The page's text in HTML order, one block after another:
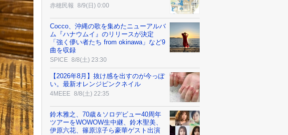
赤穂民報 8/9(日) 0:00
Cocco、沖縄の歌を集めたニューアルバ
ム『ハナウムイ』のリリースが決定
「強く儚い者たち from okinawa」など9
曲を収録
SPICE 8/8(土) 23:30
【2026年8月】抜け感を出すのが今っぽ
い。最新オレンジピンクネイル
4MEEE 8/8(土) 22:35
鈴木雅之、70歳＆ソロデビュー40周年
ツアーをWOWOW生中継、鈴木聖美、
伊原六花、篠原涼子ら豪華ゲスト出演